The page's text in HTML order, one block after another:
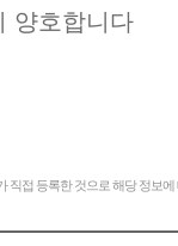
양호합니다
접 등록한 것으로 해당 정보